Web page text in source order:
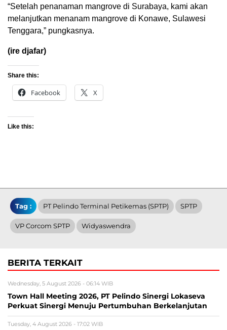
“Setelah penanaman mangrove di Surabaya, kami akan
melanjutkan menanam mangrove di Konawe, Sulawesi
Tenggara,” pungkasnya.
(ire djafar)
Share this:
Facebook X
Like this:
Tag : PT Pelindo Terminal Petikemas (SPTP) SPTP
VP Corcom SPTP Widyaswendra
BERITA TERKAIT
Wednesday, 5 August 2026 - 06:14 WIB
Town Hall Meeting 2026, PT Pelindo Sinergi Lokaseva
Perkuat Sinergi Menuju Pertumbuhan Berkelanjutan
Tuesday, 4 August 2026 - 17:02 WIB